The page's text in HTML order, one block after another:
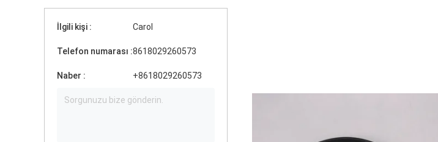
İlgili kişi : Carol
Telefon numarası :8618029260573
Naber : +8618029260573